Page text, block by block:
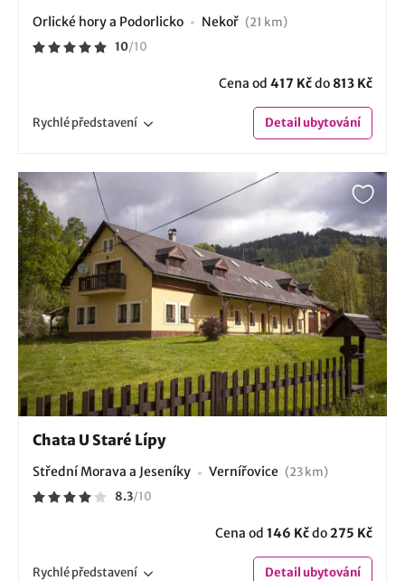
Orlické hory a Podorlicko Nekoř (21 km)
10/10
Cena od 417 Kčdo 813 Kč
Rychlépředstavení Detailubytování
Chata U Staré Lípy
Střední Morava a Jeseníky Vernířovice (23 km)
8.3/10
Cena od 146 Kčdo275 Kč
Rychlépředstavení Detailubytování